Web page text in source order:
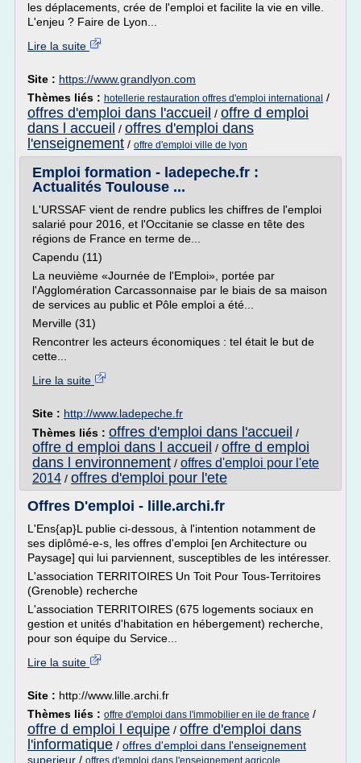
les déplacements, crée de l'emploi et facilite la vie en ville.
L'enjeu ? Faire de Lyon...
Lire la suite
Site : https://www.grandlyon.com
Thèmes liés : hotellerie restauration offres d'emploi international /
offres d'emploi dans l'accueil / offre d emploi
dans l accueil / offres d'emploi dans
l'enseignement / offre d'emploi ville de lyon
Emploi formation - ladepeche.fr :
Actualités Toulouse ...
L'URSSAF vient de rendre publics les chiffres de l'emploi
salarié pour 2016, et l'Occitanie se classe en tête des
régions de France en terme de...
Capendu (11)
La neuvième «Journée de l'Emploi», portée par
l'Agglomération Carcassonnaise par le biais de sa maison
de services au public et Pôle emploi a été...
Merville (31)
Rencontrer les acteurs économiques : tel était le but de
cette...
Lire la suite
Site : http://www.ladepeche.fr
Thèmes liés : offres d'emploi dans l'accueil /
offre d emploi dans l accueil / offre d emploi
dans l environnement / offres d'emploi pour l'ete
2014 / offres d'emploi pour l'ete
Offres D'emploi - lille.archi.fr
L'Ens{ap}L publie ci-dessous, à l'intention notamment de
ses diplômé-e-s, les offres d'emploi [en Architecture ou
Paysage] qui lui parviennent, susceptibles de les intéresser.
L'association TERRITOIRES Un Toit Pour Tous-Territoires
(Grenoble) recherche
L'association TERRITOIRES (675 logements sociaux en
gestion et unités d'habitation en hébergement) recherche,
pour son équipe du Service...
Lire la suite
Site : http://www.lille.archi.fr
Thèmes liés : offre d'emploi dans l'immobilier en ile de france /
offre d emploi l equipe / offre d'emploi dans
l'informatique / offres d'emploi dans l'enseignement
superieur / offres d'emploi dans l'enseignement agricole